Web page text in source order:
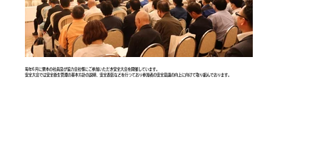
毎年6月に栗本の社員及び協力会社様にご参加いただき安全大会を開催しています。
安全大会では安全衛生管理の基本方針の説明、安全表彰などを行っており参加者の安全意識の向上に向けて取り組んでおります。